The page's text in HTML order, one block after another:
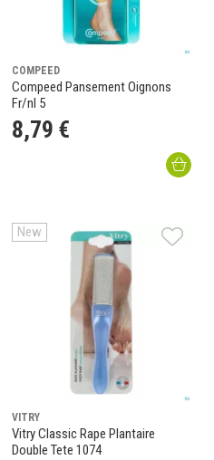
COMPEED
Compeed Pansement Oignons
Fr/nl 5
8,79 €
New
VITRY
Vitry Classic Rape Plantaire
Double Tete 1074